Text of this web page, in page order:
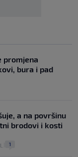
promjena
bura i pad
a na površinu
brodovi i kosti
1